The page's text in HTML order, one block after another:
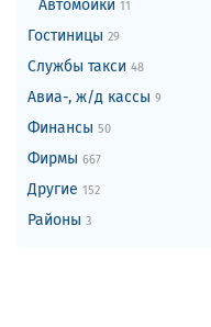
Автомойки 11
Гостиницы 29
Службы такси 48
Авиа-, ж/д кассы 9
Финансы 50
Фирмы 667
Другие 152
Районы 3